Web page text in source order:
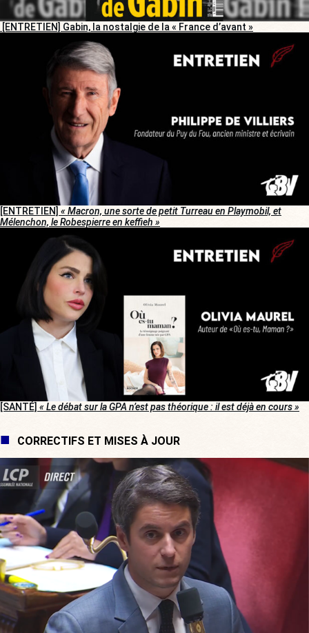
[ENTRETIEN] Gabin, la nostalgie de la « France d’avant »
[ENTRETIEN] « Macron, une sorte de petit Turreau en Playmobil, et
Mélenchon, le Robespierre en keffieh »
[SANTÉ] « Le débat sur la GPA n’est pas théorique : il est déjà en cours »
CORRECTIFS ET MISES À JOUR